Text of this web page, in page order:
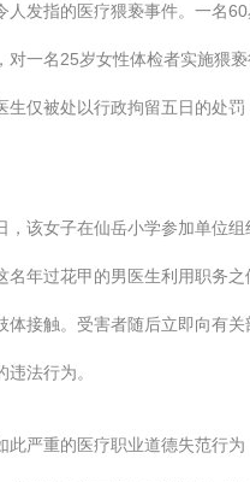
人发指的医疗猥亵事件。一名
对一名25岁女性体检者实施猥
生仅被处以行政拘留五日的处
，该女子在仙岳小学参加单位组
名年过花甲的男医生利用职务
体接触。受害者随后立即向有
法行为。
此严重的医疗职业道德失范行为